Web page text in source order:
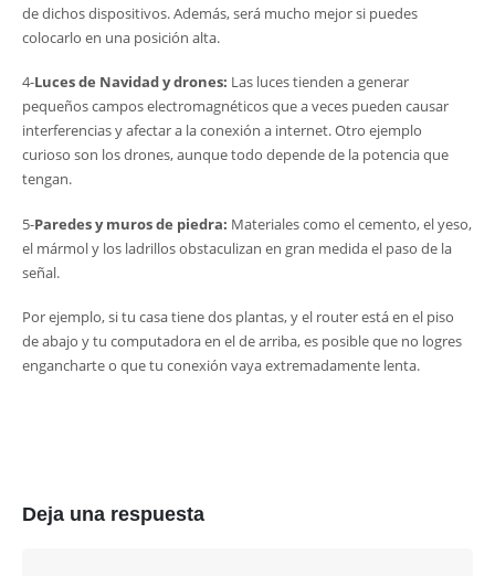
de dichos dispositivos. Además, será mucho mejor si puedes
colocarlo en una posición alta.
4-Luces de Navidad y drones: Las luces tienden a generar
pequeños campos electromagnéticos que a veces pueden causar
interferencias y afectar a la conexión a internet. Otro ejemplo
curioso son los drones, aunque todo depende de la potencia que
tengan.
5-Paredes y muros de piedra: Materiales como el cemento, el yeso,
el mármol y los ladrillos obstaculizan en gran medida el paso de la
señal.
Por ejemplo, si tu casa tiene dos plantas, y el router está en el piso
de abajo y tu computadora en el de arriba, es posible que no logres
engancharte o que tu conexión vaya extremadamente lenta.
Deja una respuesta